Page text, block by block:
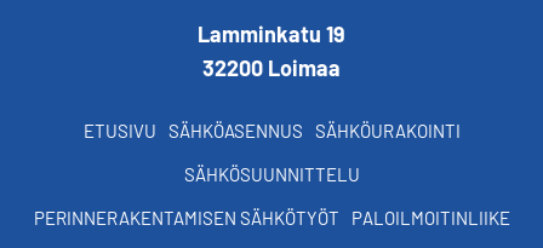
Lamminkatu 19
32200 Loimaa
ETUSIVU SÄHKÖASENNUS
SÄHKÖURAKOINTI
SÄHKÖSUUNNITTELU
PERINNERAKENTAMISEN SÄHKÖTYÖT
PALOILMOITINLIIKE